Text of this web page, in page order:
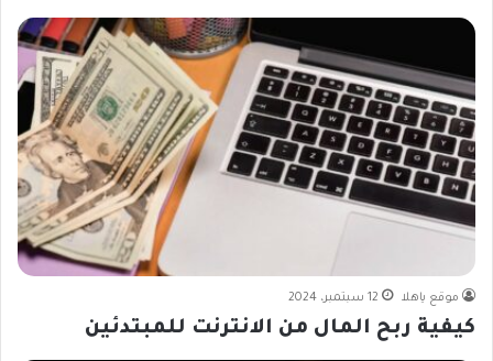
موقع ياهلا 12 سبتمبر، 2024
كيفية ربح المال من الانترنت للمبتدئين